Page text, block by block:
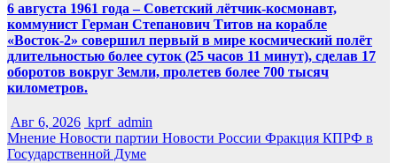
6 августа 1961 года – Советский лётчик-космонавт,
коммунист Герман Степанович Титов на корабле
«Восток-2» совершил первый в мире космический полёт
длительностью более суток (25 часов 11 минут), сделав 17
оборотов вокруг Земли, пролетев более 700 тысяч
километров.
Авг 6, 2026 kprf_admin
Мнение Новости партии Новости России Фракция КПРФ в
Государственной Думе